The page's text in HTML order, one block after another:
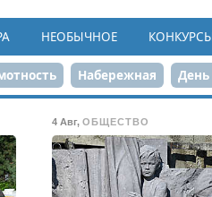
НЕОБЫЧНОЕ
Набережная
Героев-летчиков
4 Авг, ОБЩЕСТВО